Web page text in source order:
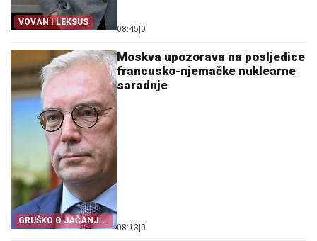
VOVAN I LEKSUS
08:45 0
GRUŠKO O JAČANJU
NJEMAČKE
Moskva upozorava na posljedice
francusko-njemačke nuklearne
saradnje
08:13 0